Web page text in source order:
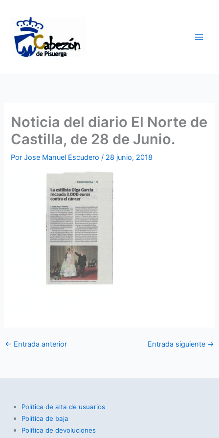
contenido
Noticia del diario El Norte de
Castilla, de 28 de Junio.
PorJose Manuel Escudero/ 28 junio, 2018
← Entrada anterior Entrada siguiente →
Política de alta de usuarios
Política de baja
Política de devoluciones